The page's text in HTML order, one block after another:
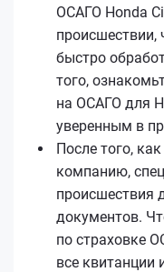
ОСАГО Honda
быстро
того,
на ОСАГО для
уверенным в
После того,
компанию,
происшествия
документов.
по страховке
все квитанции